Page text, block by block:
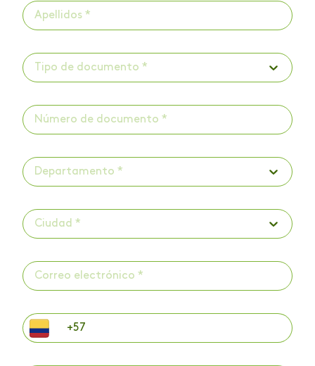
Tipo de documento *
Departamento *
Ciudad *